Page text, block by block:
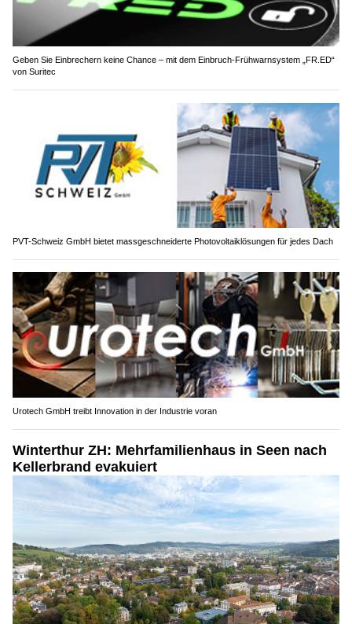
Geben Sie Einbrechern keine Chance – mit dem Einbruch-Frühwarnsystem „FR.ED“
von Suritec
PVT-Schweiz GmbH bietet massgeschneiderte Photovoltaiklösungen für jedes Dach
Urotech GmbH treibt Innovation in der Industrie voran
Winterthur ZH: Mehrfamilienhaus in Seen nach
Kellerbrand evakuiert